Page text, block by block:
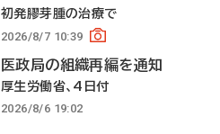
初発膠芽腫の治療で
2026/8/7 10:39
医政局の組織再編を通知
厚生労働省、4日付
2026/8/6 19:02